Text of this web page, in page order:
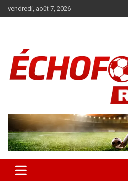
au
vendredi, août 7, 2026
News